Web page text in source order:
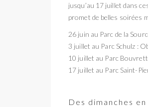
jusqu’au 17 juillet dans
promet de belles soirées
26 juin au Parc de la
3 juillet au Parc Schulz :
10 juillet au Parc
17 juillet au Parc Saint-
Des dimanches